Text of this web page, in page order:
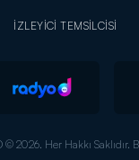
İZLEYİCİ TEMSİLCİSİ
© 2026. Her Hakkı Saklıdır.